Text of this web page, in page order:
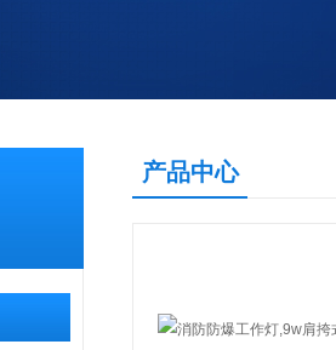
产品中心